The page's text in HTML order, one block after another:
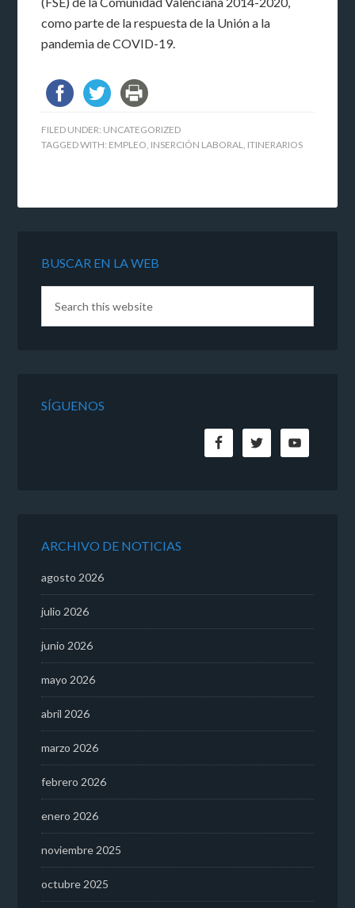
como parte de la respuesta de la Unión a la
pandemia de COVID-19.
FILED UNDER: UNCATEGORIZED
TAGGED WITH: EMPLEO, INSERCIÓN LABORAL, ITINERARIOS
BUSCAR EN LA WEB
SÍGUENOS
ARCHIVO DE NOTICIAS
agosto 2026
julio 2026
junio 2026
mayo 2026
abril 2026
marzo 2026
febrero 2026
enero 2026
noviembre 2025
octubre 2025